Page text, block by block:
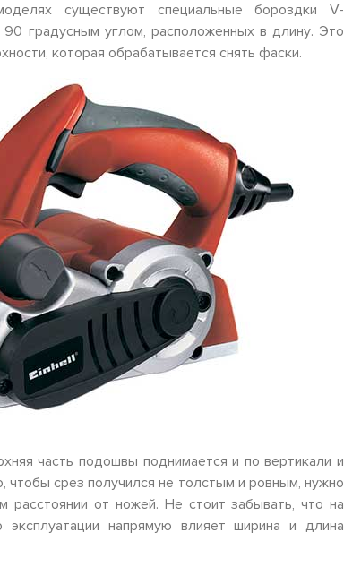
существуют специальные бороздки V-
градусным углом, расположенных в длину. Это
которая обрабатывается снять фаски.
часть подошвы поднимается и по вертикали и
чтобы срез получился не толстым и ровным, нужно
от ножей. Не стоит забывать, что на
эксплуатации напрямую влияет ширина и длина